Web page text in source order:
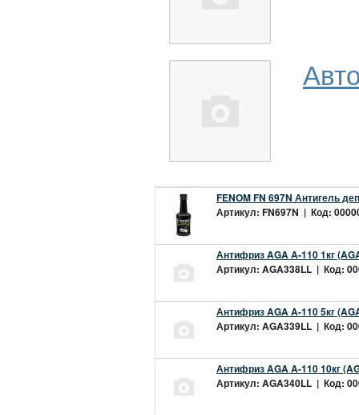
FENOM FN 697N Антигель
Артикул: FN697N | Код:
Антифриз AGA A-110 1кг
Артикул: AGA338LL | Код:
Антифриз AGA A-110 5кг
Артикул: AGA339LL | Код:
Антифриз AGA A-110 10кг
Артикул: AGA340LL | Код: